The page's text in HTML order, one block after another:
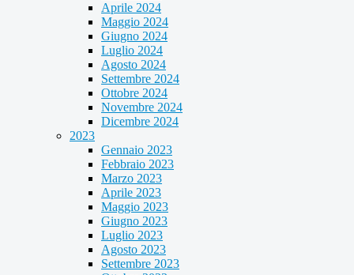
Aprile 2024
Maggio 2024
Giugno 2024
Luglio 2024
Agosto 2024
Settembre 2024
Ottobre 2024
Novembre 2024
Dicembre 2024
2023
Gennaio 2023
Febbraio 2023
Marzo 2023
Aprile 2023
Maggio 2023
Giugno 2023
Luglio 2023
Agosto 2023
Settembre 2023